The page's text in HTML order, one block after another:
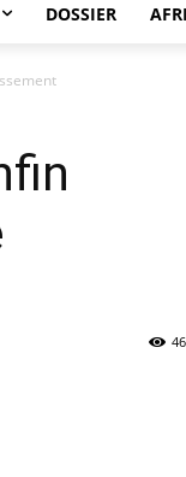
DOSSIER